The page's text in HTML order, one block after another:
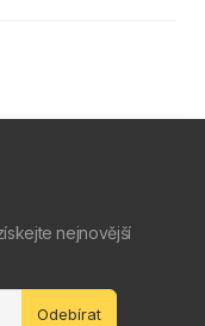
nejnovější
Odebírat